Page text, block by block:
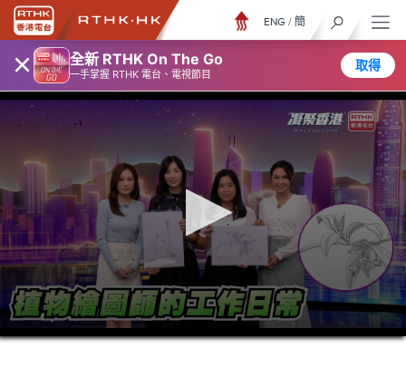
× 全新 RTHK On The Go
一手掌握 RTHK 電台、電視節目
取得
ENG / 簡
0
seconds